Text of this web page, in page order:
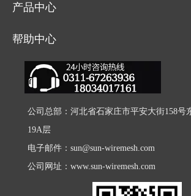
产品中心
帮助中心
公司总部：河北省石家庄市平安大街158号
19A层
电子邮件： sun@sun-wiremesh.com
公司网址： www.sun-wiremesh.com